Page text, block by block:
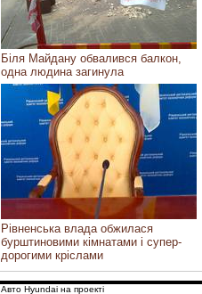
Біля Майдану обвалився балкон,
одна людина загинула
Рівненська влада обжилася
бурштиновими кімнатами і супер-
дорогими кріслами
Авто Hyundai на проекті